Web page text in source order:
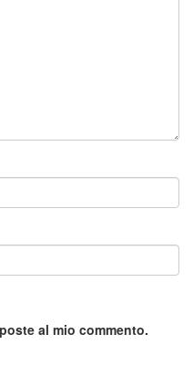
al mio commento.